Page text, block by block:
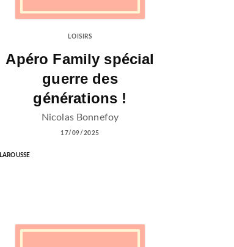
LOISIRS
Apéro Family spécial
guerre des
générations !
Nicolas Bonnefoy
17/09/2025
LAROUSSE